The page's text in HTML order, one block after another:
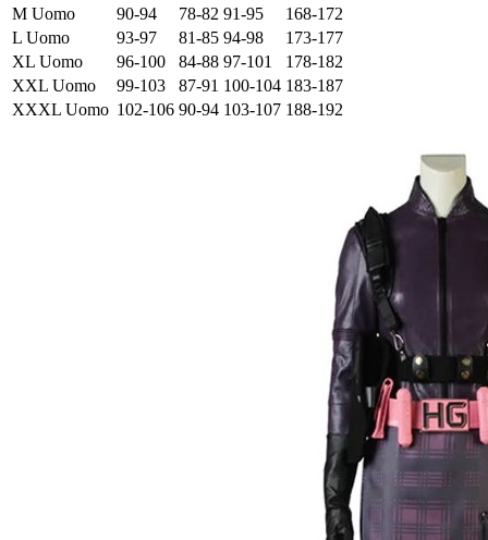
M Uomo
90-94 78-82 91-95
168-172
L Uomo
93-97 81-85 94-98
173-177
XL Uomo
96-100 84-88 97-101
178-182
XXL Uomo
99-103 87-91 100-104 183-187
XXXL Uomo 102-106 90-94 103-107 188-192